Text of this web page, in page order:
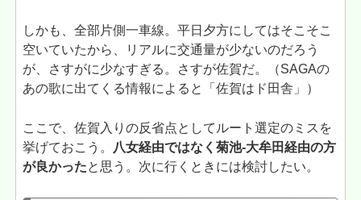
しかも、全部片側一車線。平日夕方にしてはそこそこ
空いていたから、リアルに交通量が少ないのだろう
が、さすがに少なすぎる。さすが佐賀だ。（SAGAの
あの歌に出てくる情報によると「佐賀はド田舎」）
ここで、佐賀入りの反省点としてルート選定のミスを
挙げておこう。
八女経由ではなく菊池-大牟田経由の方
が良かったと思う。次に行くときには検討したい。